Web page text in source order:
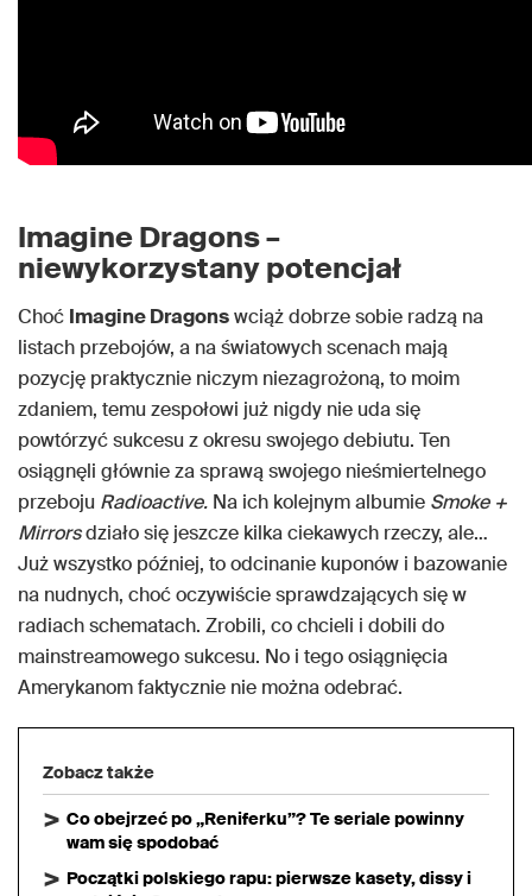
Imagine Dragons –
niewykorzystany potencjał
Choć Imagine Dragonswciąż dobrze sobie radzą na
listach przebojów, a na światowych scenach mają
pozycję praktycznie niczym niezagrożoną, to moim
zdaniem, temu zespołowi już nigdy nie uda się
powtórzyć sukcesu z okresu swojego debiutu. Ten
osiągnęli głównie za sprawą swojego nieśmiertelnego
przeboju Radioactive. Na ich kolejnym albumie Smoke +
Mirrorsdziało się jeszcze kilka ciekawych rzeczy, ale…
Już wszystko później, to odcinanie kuponów i bazowanie
na nudnych, choć oczywiście sprawdzających się w
radiach schematach. Zrobili, co chcieli i dobili do
mainstreamowego sukcesu. No i tego osiągnięcia
Amerykanom faktycznie nie można odebrać.
Zobacz także
Co obejrzeć po „Reniferku”? Te seriale powinny
wam się spodobać
Początki polskiego rapu: pierwsze kasety, dissy i